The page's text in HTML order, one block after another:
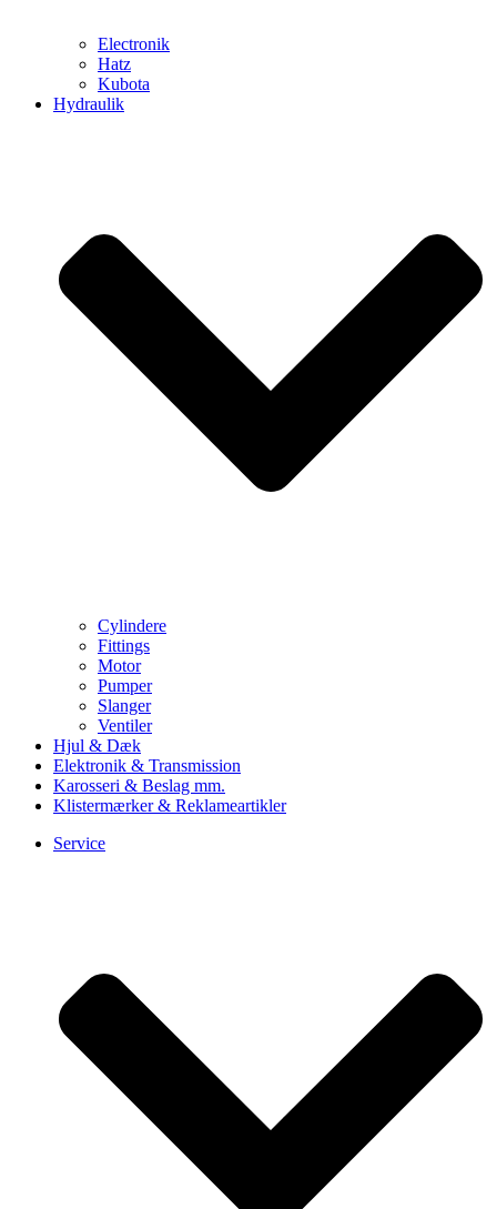
Electronik
Hatz
Kubota
Hydraulik
Cylindere
Fittings
Motor
Pumper
Slanger
Ventiler
Hjul & Dæk
Elektronik & Transmission
Karosseri & Beslag mm.
Klistermærker & Reklameartikler
Service